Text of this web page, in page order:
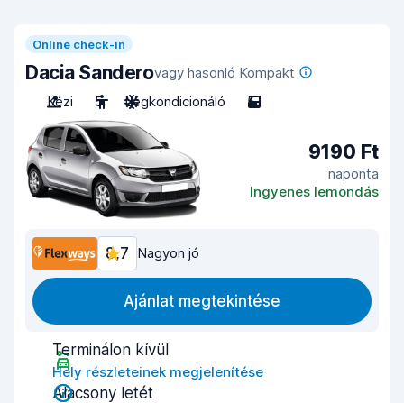
Online check-in
Dacia Sanderovagy hasonló Kompakt
Kézi
5 Légkondicionáló 5
9190 Ft
naponta
Ingyenes lemondás
8,7 Nagyon jó
Ajánlat megtekintése
Terminálon kívül
Hely részleteinek megjelenítése
Alacsony letét